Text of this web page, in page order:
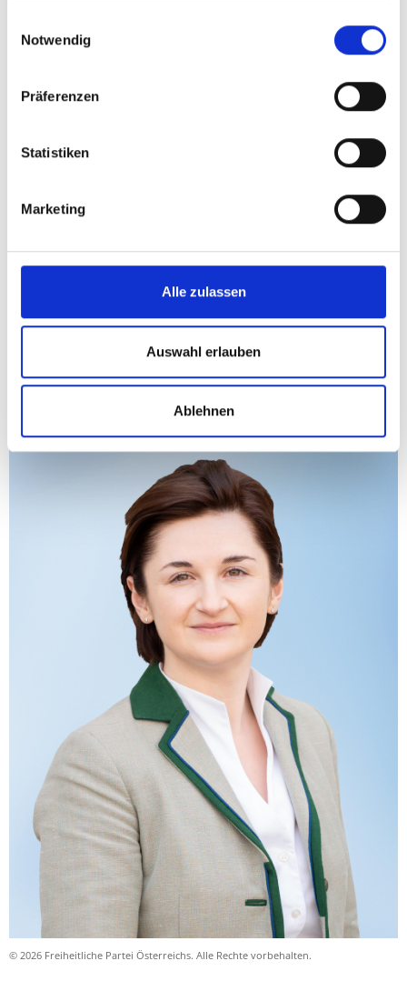
Notwendig
Präferenzen
Statistiken
Marketing
Alle zulassen
Auswahl erlauben
Ablehnen
Svazek zu Landschaftsschutz am Obertauern
Landesparteiobfrau Marlene
© 2026 Freiheitliche Partei Österreichs. Alle Rechte vorbehalten.